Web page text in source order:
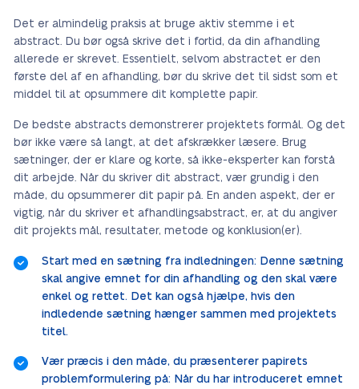
Det er almindelig praksis at bruge aktiv stemme i et
abstract. Du bør også skrive det i fortid, da din afhandling
allerede er skrevet. Essentielt, selvom abstractet er den
første del af en afhandling, bør du skrive det til sidst som et
middel til at opsummere dit komplette papir.
De bedste abstracts demonstrerer projektets formål. Og det
bør ikke være så langt, at det afskrækker læsere. Brug
sætninger, der er klare og korte, så ikke-eksperter kan forstå
dit arbejde. Når du skriver dit abstract, vær grundig i den
måde, du opsummerer dit papir på. En anden aspekt, der er
vigtig, når du skriver et afhandlingsabstract, er, at du angiver
dit projekts mål, resultater, metode og konklusion(er).
Start med en sætning fra indledningen: Denne sætning
skal angive emnet for din afhandling og den skal være
enkel og rettet. Det kan også hjælpe, hvis den
indledende sætning hænger sammen med projektets
titel.
Vær præcis i den måde, du præsenterer papirets
problemformulering på: Når du har introduceret emnet